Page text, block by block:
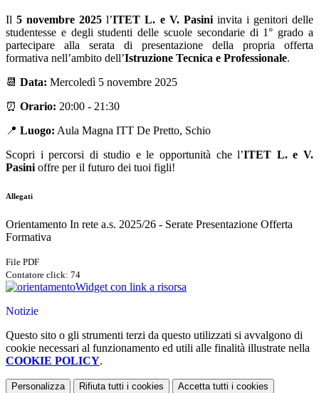
Il5 novembre 2025 l’ITET L. e V. Pasiniinvita i genitori delle
studentesse e degli studenti delle scuole secondarie di 1° grado a
partecipare alla serata di presentazione della propria offerta
formativa nell’ambito dell’Istruzione Tecnica e Professionale.
📆 Data: Mercoledì 5 novembre 2025
⏰ Orario: 20:00 - 21:30
📍 Luogo: Aula Magna ITT De Pretto, Schio
Scopri i percorsi di studio e le opportunità che l’ITET L. e V.
Pasini offre per il futuro dei tuoi figli!
Allegati
Orientamento In rete a.s. 2025/26 - Serate Presentazione Offerta
Formativa
File PDF
Contatore click: 74
Widget con link a risorsa
Notizie
Questo sito o gli strumenti terzi da questo utilizzati si avvalgono di
cookie necessari al funzionamento ed utili alle finalità illustrate nella
COOKIE POLICY.
Personalizza Rifiuta tutti i cookies Accetta tutti i cookies